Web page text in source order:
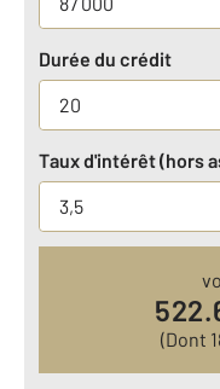
Durée du crédit
Taux d'intérêt (hors
(Dont